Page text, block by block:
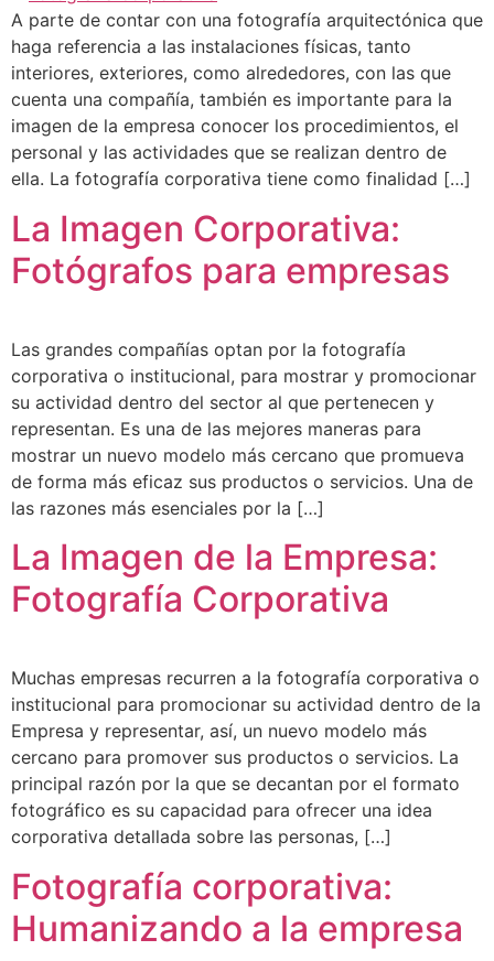
A parte de contar con una fotografía arquitectónica que
haga referencia a las instalaciones físicas, tanto
interiores, exteriores, como alrededores, con las que
cuenta una compañía, también es importante para la
imagen de la empresa conocer los procedimientos, el
personal y las actividades que se realizan dentro de
ella. La fotografía corporativa tiene como finalidad […]
La Imagen Corporativa:
Fotógrafos para empresas
Las grandes compañías optan por la fotografía
corporativa o institucional, para mostrar y promocionar
su actividad dentro del sector al que pertenecen y
representan. Es una de las mejores maneras para
mostrar un nuevo modelo más cercano que promueva
de forma más eficaz sus productos o servicios. Una de
las razones más esenciales por la […]
La Imagen de la Empresa:
Fotografía Corporativa
Muchas empresas recurren a la fotografía corporativa o
institucional para promocionar su actividad dentro de la
Empresa y representar, así, un nuevo modelo más
cercano para promover sus productos o servicios. La
principal razón por la que se decantan por el formato
fotográfico es su capacidad para ofrecer una idea
corporativa detallada sobre las personas, […]
Fotografía corporativa:
Humanizando a la empresa